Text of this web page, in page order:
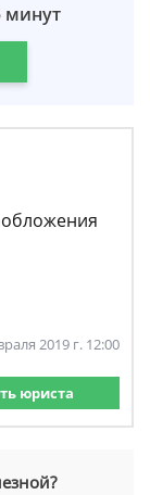
минут
2019 г. 12:00
юриста